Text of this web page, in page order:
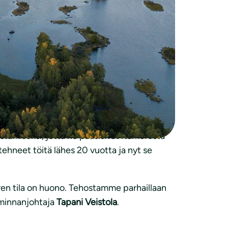
voi huonosti, sen tilaa pystytään
ja vaikutamme Itämerta ja sen rantoja
joista voi mahdollisesti aiheutua
jotta ne pääsisivät Itämerestä
töitä lähes 20 vuotta ja nyt se
tila on huono. Tehostamme parhaillaan
Tapani Veistola.